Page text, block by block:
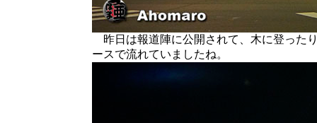
昨日は報道陣に公開されて、木に登った
ースで流れていましたね。